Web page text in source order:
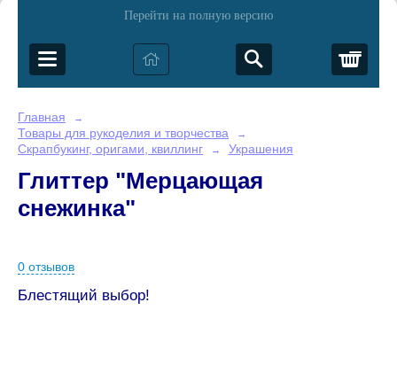
Перейти на полную версию
Главная →
Товары для рукоделия и творчества →
Скрапбукинг, оригами, квиллинг → Украшения
Глиттер "Мерцающая
снежинка"
0 отзывов
Блестящий выбор!